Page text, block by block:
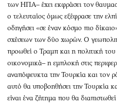
των ΗΠΑ– έχει εκφράσει τον
ο τελευταίος όμως εξέφρασε την
οδηγήσει «σε έναν κόσμο πιο
σχέσεων των δύο χωρών. Ο
προωθεί ο Τραμπ και η πολιτική του
οικονομικά– η εμπλοκή στις
αναπόφευκτα την Τουρκία και τον
αυτό θα υποβοηθήσει την Τουρκία
είναι ένα ζήτημα που θα